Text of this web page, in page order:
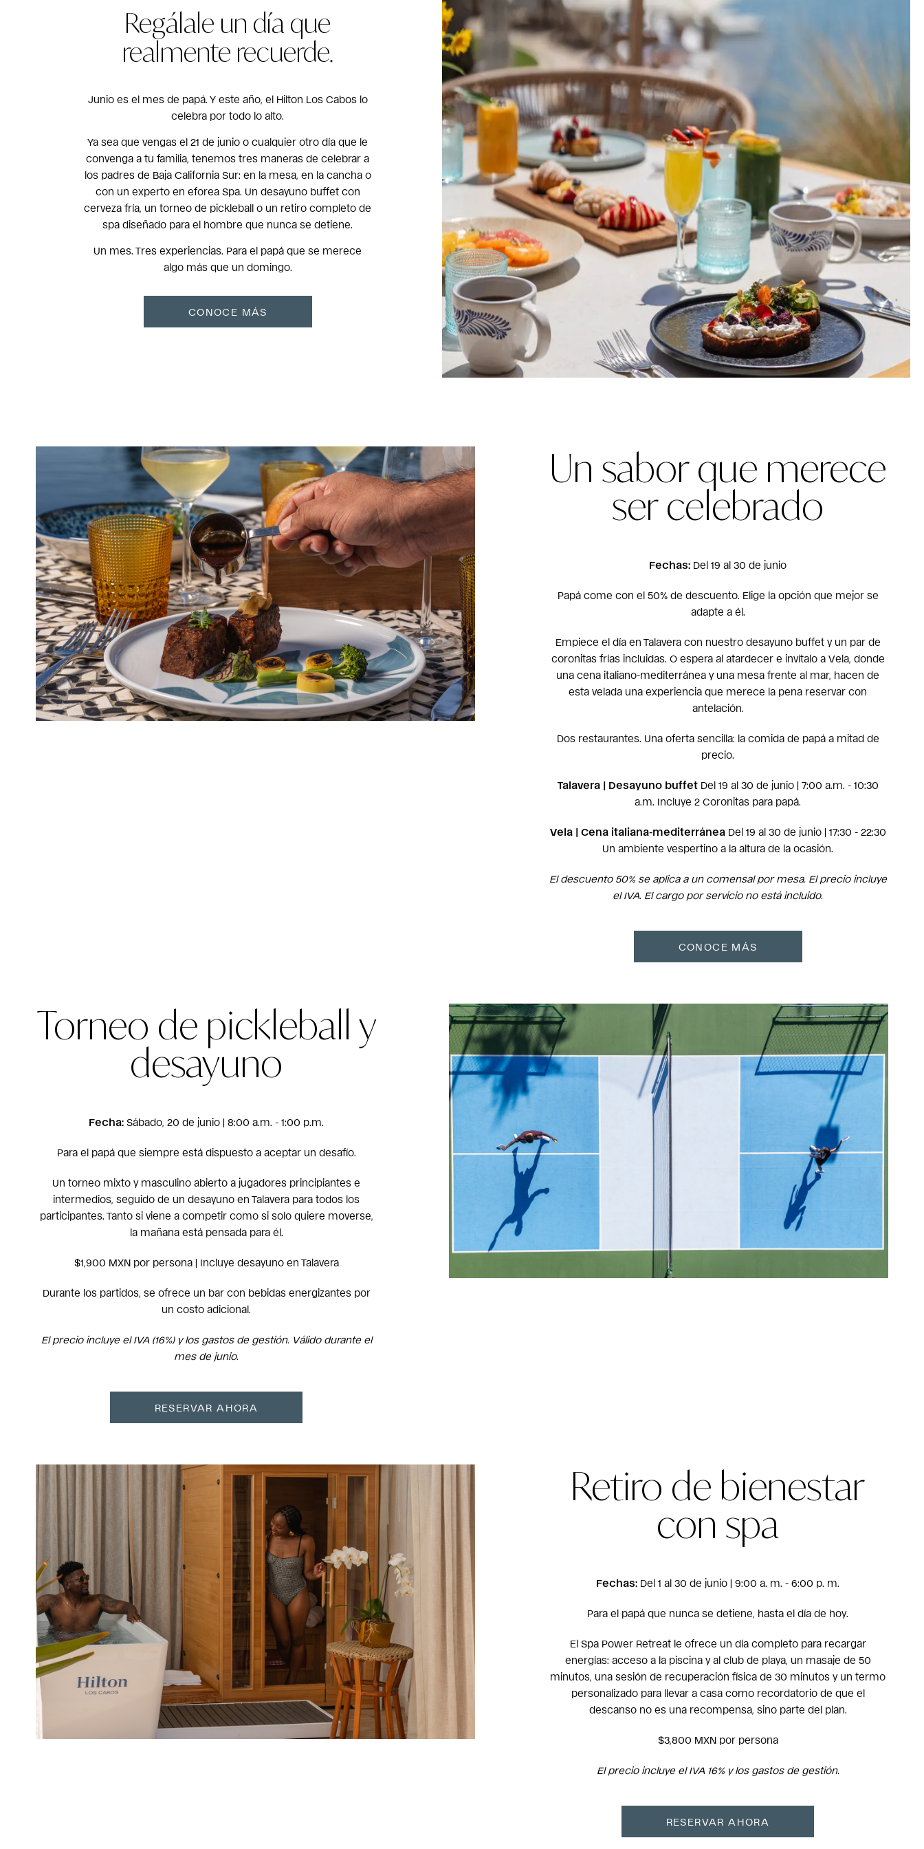
Regálale un día que
realmente recuerde.
Junio es el mes de papá. Y este año, el Hilton Los Cabos lo
celebra por todo lo alto.
Ya sea que vengas el 21 de junio o cualquier otro día que le
convenga a tu familia, tenemos tres maneras de celebrar a
los padres de Baja California Sur: en la mesa, en la cancha o
con un experto en eforea Spa. Un desayuno buffet con
cerveza fría, un torneo de pickleball o un retiro completo de
spa diseñado para el hombre que nunca se detiene.
Un mes. Tres experiencias. Para el papá que se merece
algo más que un domingo.
CONOCE MÁS
Un sabor que merece
ser celebrado
Fechas: Del 19 al 30 de junio
Papá come con el 50% de descuento. Elige la opción que mejor se
adapte a él.
Empiece el día en Talavera con nuestro desayuno buffet y un par de
coronitas frías incluidas. O espera al atardecer e invítalo a Vela, donde
una cena italiano-mediterránea y una mesa frente al mar, hacen de
esta velada una experiencia que merece la pena reservar con
antelación.
Dos restaurantes. Una oferta sencilla: la comida de papá a mitad de
precio.
Talavera | Desayuno buffetDel 19 al 30 de junio | 7:00 a.m. - 10:30
a.m. Incluye 2 Coronitas para papá.
Vela | Cena italiana-mediterráneaDel 19 al 30 de junio | 17:30 - 22:30
Un ambiente vespertino a la altura de la ocasión.
El descuento 50% se aplica a un comensal por mesa. El precio incluye
el IVA. El cargo por servicio no está incluido.
CONOCE MÁS
Torneo de pickleball y
desayuno
Fecha: Sábado, 20 de junio | 8:00 a.m. - 1:00 p.m.
Para el papá que siempre está dispuesto a aceptar un desafío.
Un torneo mixto y masculino abierto a jugadores principiantes e
intermedios, seguido de un desayuno en Talavera para todos los
participantes. Tanto si viene a competir como si solo quiere moverse,
la mañana está pensada para él.
$1,900 MXN por persona | Incluye desayuno en Talavera
Durante los partidos, se ofrece un bar con bebidas energizantes por
un costo adicional.
El precio incluye el IVA (16%) y los gastos de gestión. Válido durante el
mes de junio.
RESERVAR AHORA
Retiro de bienestar
con spa
Fechas: Del 1 al 30 de junio | 9:00 a. m. - 6:00 p. m.
Para el papá que nunca se detiene, hasta el día de hoy.
El Spa Power Retreat le ofrece un día completo para recargar
energías: acceso a la piscina y al club de playa, un masaje de 50
minutos, una sesión de recuperación física de 30 minutos y un termo
personalizado para llevar a casa como recordatorio de que el
descanso no es una recompensa, sino parte del plan.
$3,800 MXN por persona
El precio incluye el IVA 16% y los gastos de gestión.
RESERVAR AHORA